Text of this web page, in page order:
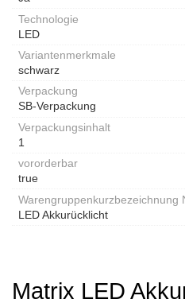
Technologie
LED
Variantenmerkmale
schwarz
Verpackung
SB-Verpackung
Verpackungsinhalt
1
vororderbar
true
Warengruppenkurzbezeichnung
LED Akkurücklicht
Matrix LED